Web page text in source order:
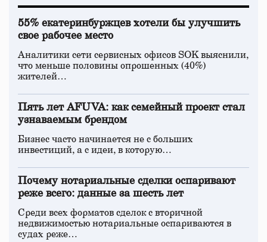
55% екатеринбуржцев хотели бы улучшить
свое рабочее место
Аналитики сети сервисных офисов SOK выяснили,
что меньше половины опрошенных (40%)
жителей…
Пять лет AFUVA: как семейный проект стал
узнаваемым брендом
Бизнес часто начинается не с больших
инвестиций, а с идеи, в которую…
Почему нотариальные сделки оспаривают
реже всего: данные за шесть лет
Среди всех форматов сделок с вторичной
недвижимостью нотариальные оспариваются в
судах реже…